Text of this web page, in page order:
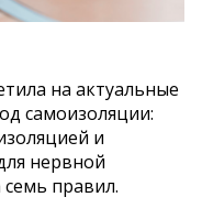
на актуальные
самоизоляции:
и
нервной
правил.